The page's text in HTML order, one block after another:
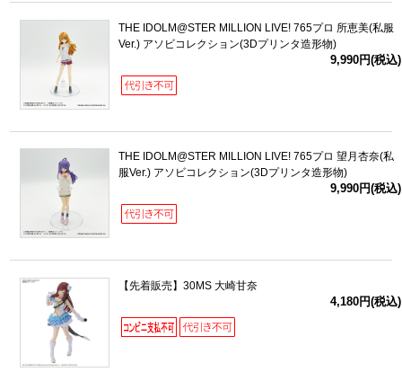
THE IDOLM@STER MILLION LIVE! 765プロ 所恵美(私服
Ver.) アソビコレクション(3Dプリンタ造形物)
9,990円(税込)
THE IDOLM@STER MILLION LIVE! 765プロ 望月杏奈(私
服Ver.) アソビコレクション(3Dプリンタ造形物)
9,990円(税込)
【先着販売】30MS 大崎甘奈
4,180円(税込)